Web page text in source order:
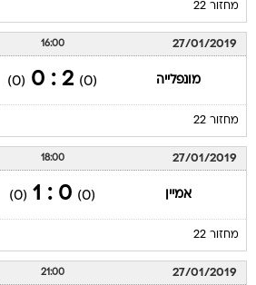
מחזור 22
27/01/2019
16:00
מונפלייה (0)
2 : 0
(0)
מחזור 22
27/01/2019
18:00
אמיין (0)
0 : 1
(0)
מחזור 22
27/01/2019
21:00